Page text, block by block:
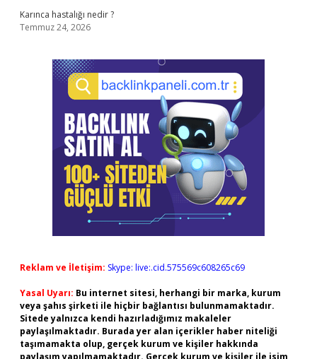
Karınca hastalığı nedir ?
Temmuz 24, 2026
Reklam ve İletişim: Skype: live:.cid.575569c608265c69
Yasal Uyarı: Bu internet sitesi, herhangi bir marka, kurum
veya şahıs şirketi ile hiçbir bağlantısı bulunmamaktadır.
Sitede yalnızca kendi hazırladığımız makaleler
paylaşılmaktadır. Burada yer alan içerikler haber niteliği
taşımamakta olup, gerçek kurum ve kişiler hakkında
paylaşım yapılmamaktadır. Gerçek kurum ve kişiler ile isim